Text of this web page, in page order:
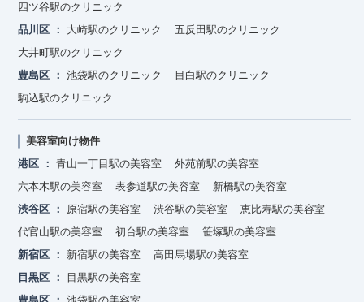
四ツ谷駅のクリニック
品川区
大崎駅のクリニック
五反田駅のクリニック
大井町駅のクリニック
豊島区
池袋駅のクリニック
目白駅のクリニック
駒込駅のクリニック
美容室向け物件
港区
青山一丁目駅の美容室
外苑前駅の美容室
六本木駅の美容室
表参道駅の美容室
新橋駅の美容室
渋谷区
原宿駅の美容室 渋谷駅の美容室
恵比寿駅の美容室
代官山駅の美容室
初台駅の美容室
笹塚駅の美容室
新宿区
新宿駅の美容室
高田馬場駅の美容室
目黒区
目黒駅の美容室